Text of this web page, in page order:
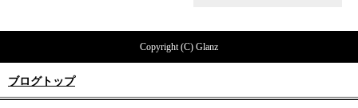
Copyright (C) Glanz
ブログトップ